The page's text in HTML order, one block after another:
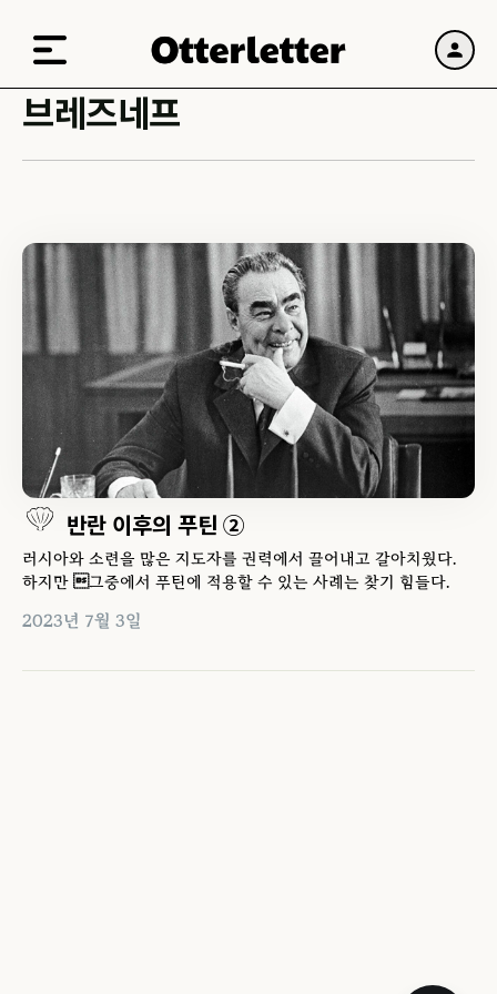
브레즈네프
반란 이후의 푸틴 ②
러시아와 소련을 많은 지도자를 권력에서 끌어내고 갈아치웠다.
하지만 그중에서 푸틴에 적용할 수 있는 사례는 찾기 힘들다.
2023년 7월 3일